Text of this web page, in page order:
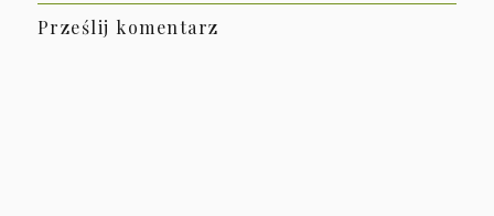
Prześlij komentarz